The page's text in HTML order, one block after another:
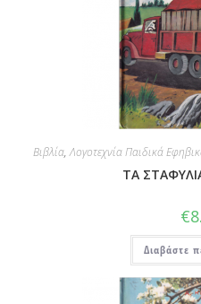
Βιβλία,Λογοτεχνία Παιδικά
ΤΑ
€
Διαβάστε